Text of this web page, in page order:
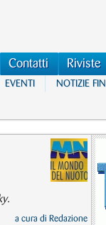
Contatti Riviste
EVENTI NOTIZIE FIN
a cura di Redazione